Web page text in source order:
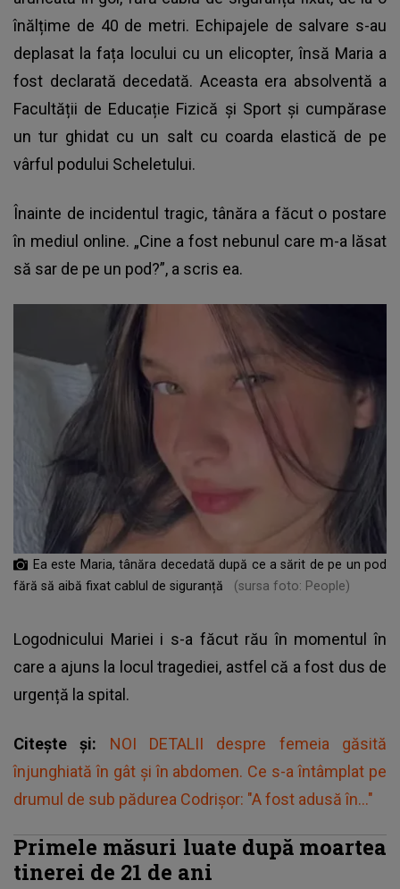
înălțime de 40 de metri. Echipajele de salvare s-au
deplasat la fața locului cu un elicopter, însă Maria a
fost declarată decedată. Aceasta era absolventă a
Facultății de Educație Fizică și Sport și cumpărase
un tur ghidat cu un salt cu coarda elastică de pe
vârful podului Scheletului.
Înainte de incidentul tragic, tânăra a făcut o postare
în mediul online. „Cine a fost nebunul care m-a lăsat
să sar de pe un pod?”, a scris ea.
Ea este Maria, tânăra decedată după ce a sărit de pe un pod
fără să aibă fixat cablul de siguranță
(sursa foto: People)
Logodnicului Mariei i s-a făcut rău în momentul în
care a ajuns la locul tragediei, astfel că a fost dus de
urgență la spital.
Citește și: NOI DETALII despre femeia găsită
înjunghiată în gât și în abdomen. Ce s-a întâmplat pe
drumul de sub pădurea Codrișor: "A fost adusă în..."
Primele măsuri luate după moartea
tinerei de 21 de ani